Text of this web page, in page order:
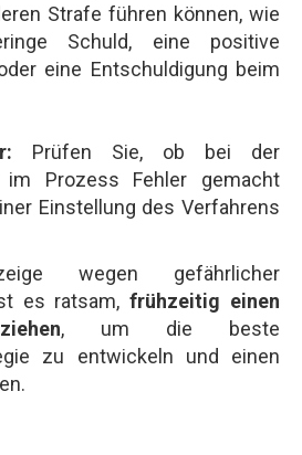
Strafe führen können, wie
Schuld, eine positive
eine Entschuldigung beim
Prüfen Sie, ob bei der
im Prozess Fehler gemacht
Einstellung des Verfahrens
wegen gefährlicher
es ratsam,frühzeitig einen
, um die beste
zu entwickeln und einen